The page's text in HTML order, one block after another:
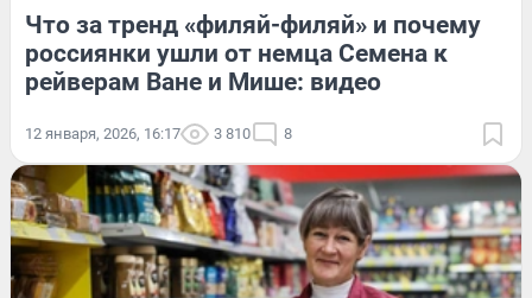
Что за тренд «филяй-филяй» и почему
россиянки ушли от немца Семена к
рейверам Ване и Мише: видео
12 января, 2026, 16:17 3 810 8